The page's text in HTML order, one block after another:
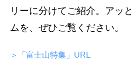
リーに分けてご紹介。アッ
ムを、ぜひご覧ください。
＞「富士山特集」URL